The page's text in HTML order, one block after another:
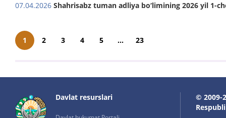
07.04.2026 Shahrisabz tuman adliya bo‘limining 2026 yil 1-
1 2 3 4 5 ... 23
Davlat resurslari
© 2009-